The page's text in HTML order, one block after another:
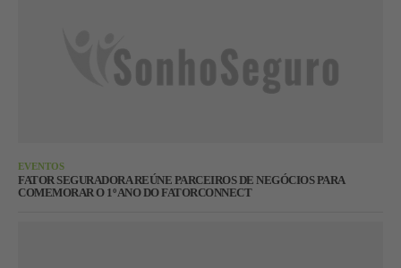
EVENTOS
FATOR SEGURADORA REÚNE PARCEIROS DE NEGÓCIOS PARA
COMEMORAR O 1º ANO DO FATORCONNECT